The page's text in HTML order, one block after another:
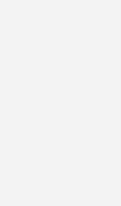
Phase, um
für Entwickler
verlässlich
geworden: